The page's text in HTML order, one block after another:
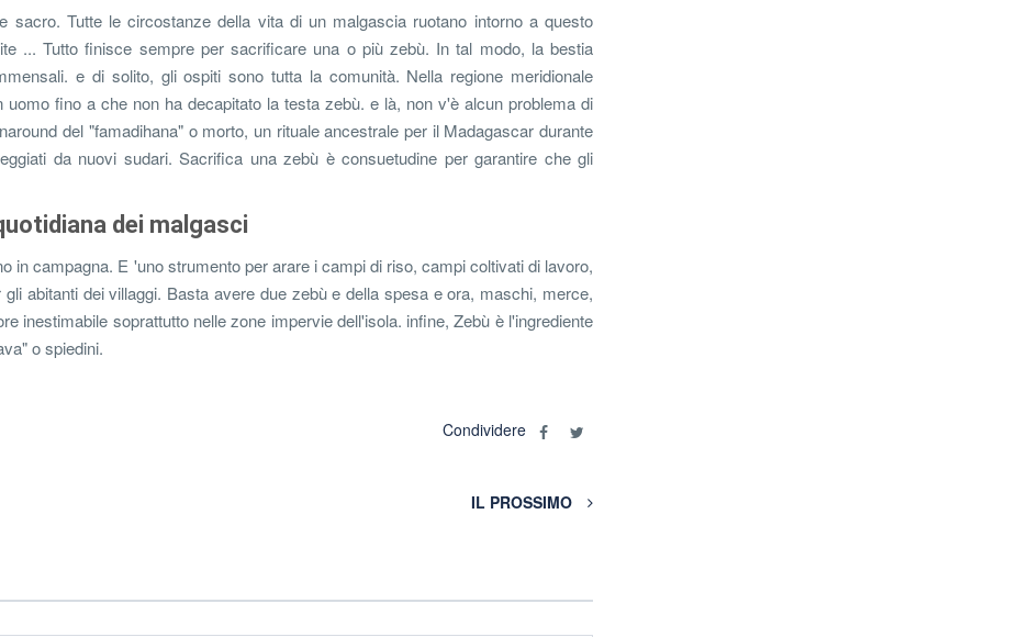
sacro. Tutte le circostanze della vita di un malgascia ruotano intorno a questo
... Tutto finisce sempre per sacrificare una o più zebù. In tal modo, la bestia
e di solito, gli ospiti sono tutta la comunità. Nella regione meridionale
fino a che non ha decapitato la testa zebù. e là, non v'è alcun problema di
del "famadihana" o morto, un rituale ancestrale per il Madagascar durante
da nuovi sudari. Sacrifica una zebù è consuetudine per garantire che gli
dei malgasci
in campagna. E 'uno strumento per arare i campi di riso, campi coltivati ​​di lavoro,
abitanti dei villaggi. Basta avere due zebù e della spesa e ora, maschi, merce,
inestimabile soprattutto nelle zone impervie dell'isola. infine, Zebù è l'ingrediente
o spiedini.
Condividere
IL PROSSIMO